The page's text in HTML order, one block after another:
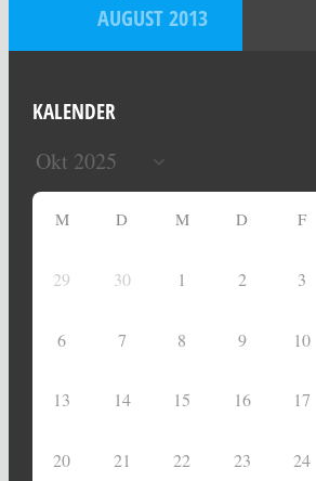
AUGUST 2013
KALENDER
M D M D F
29 30 1 2 3
6 7 8 9 10
13 14 15 16 17
20 21 22 23 24